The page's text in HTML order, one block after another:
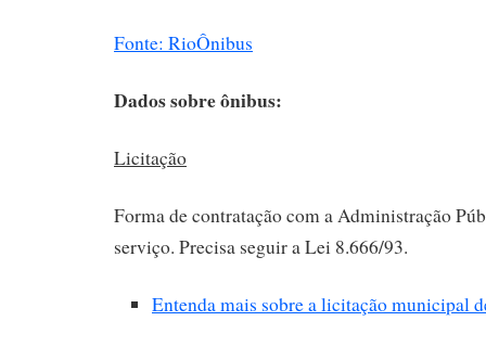
Fonte: RioÔnibus
Dados sobre ônibus:
Licitação
Forma de contratação com a Administração
serviço. Precisa seguir a Lei 8.666/93.
Entenda mais sobre a licitação municipal